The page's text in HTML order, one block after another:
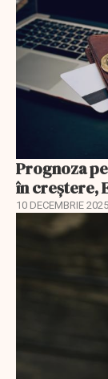
Prognoza
în creștere,
10 DECEMBRIE 2025